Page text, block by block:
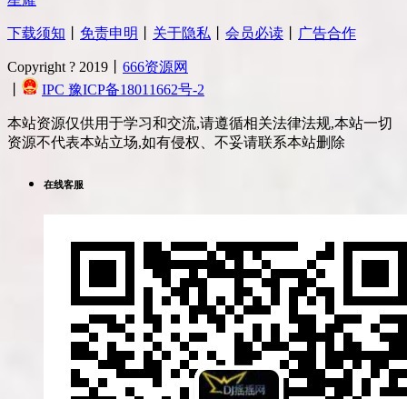
下载须知 免责申明 关于隐私 会员必读 广告合作
Copyright ? 2019丨 666资源网
IPC 豫ICP备18011662号-2
本站资源仅供用于学习和交流,请遵循相关法律法规,本站一切
资源不代表本站立场,如有侵权、不妥请联系本站删除
在线客服